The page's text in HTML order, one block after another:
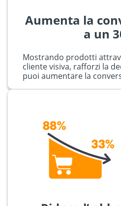
Aumenta la
a un
Mostrando prodotti
cliente visiva, rafforzi la
puoi aumentare la